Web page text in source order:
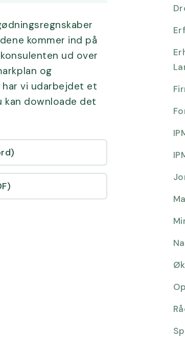
kommer ind på
ud over
og
vi udarbejdet et
kan downloade det